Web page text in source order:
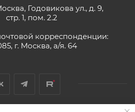
Годовикова ул., д. 9,
стр. 1, пом. 2.2
корреспонденции:
г. Москва, а/я. 64